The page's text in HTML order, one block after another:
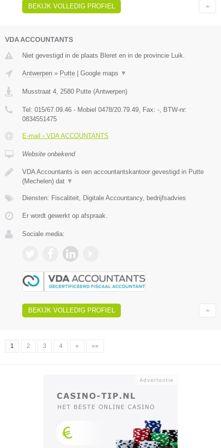
BEKIJK VOLLEDIG PROFIEL
VDA ACCOUNTANTS
Niet gevestigd in de plaats Bleret en in de provincie Luik.
Antwerpen » Putte | Google maps ▼
Musstraat 4 2580 Putte (Antwerpen)
Tel: 015/67.09.46 - Mobiel 0478/20.79.49 , Fax: - , BTW-nr:
0834551475
E-mail › VDA ACCOUNTANTS
Website onbekend
VDA Accountants is een accountantskantoor gevestigd in Putte
(Mechelen) dat ▼
Diensten: Fiscaliteit, Digitale Accountancy, bedrijfsadvies
Er wordt gewerkt op afspraak.
Sociale media:
BEKIJK VOLLEDIG PROFIEL
1 2 3 4 » »»